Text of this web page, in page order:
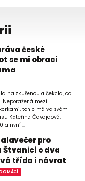
české
se mi obrací
na zkušenou a čekala, co
Neporažená mezi
tohle má ve svém
Kateřina Čavajdová.
a nyní ...
pro
Štvanici o dva
třída i návrat
DOMÁCÍ